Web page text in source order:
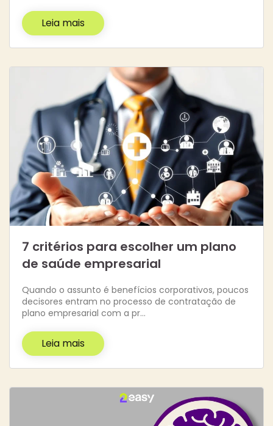
Leia mais
7 critérios para escolher um plano
de saúde empresarial
Quando o assunto é benefícios corporativos, poucos
decisores entram no processo de contratação de
plano empresarial com a pr…
Leia mais